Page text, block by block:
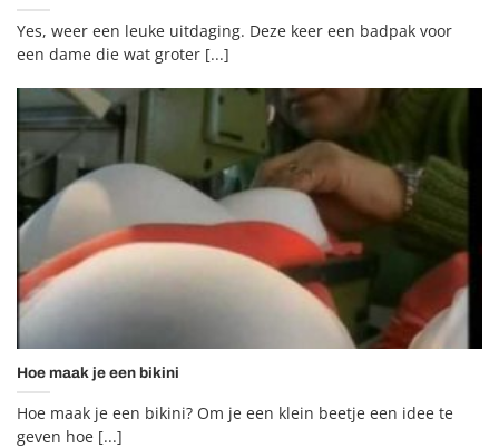
Yes, weer een leuke uitdaging. Deze keer een badpak voor
een dame die wat groter [...]
Hoe maak je een bikini
Hoe maak je een bikini? Om je een klein beetje een idee te
geven hoe [...]